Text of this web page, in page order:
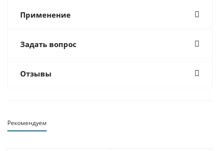
Применение
Задать вопрос
Отзывы
Рекомендуем